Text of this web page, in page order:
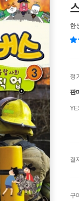
한
정
판
결
구